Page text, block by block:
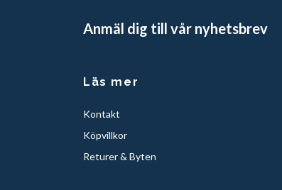
Anmäl dig till vår nyhetsbrev
Läs mer
Kontakt
Köpvillkor
Returer & Byten